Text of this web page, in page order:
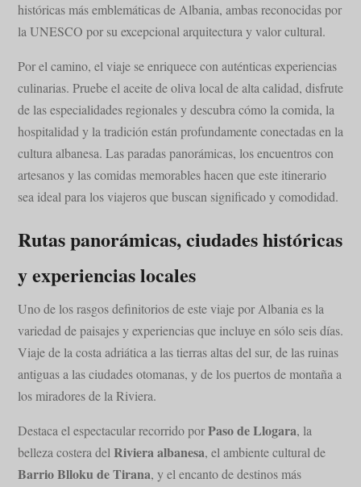
históricas más emblemáticas de Albania, ambas reconocidas por
la UNESCO por su excepcional arquitectura y valor cultural.
Por el camino, el viaje se enriquece con auténticas experiencias
culinarias. Pruebe el aceite de oliva local de alta calidad, disfrute
de las especialidades regionales y descubra cómo la comida, la
hospitalidad y la tradición están profundamente conectadas en la
cultura albanesa. Las paradas panorámicas, los encuentros con
artesanos y las comidas memorables hacen que este itinerario
sea ideal para los viajeros que buscan significado y comodidad.
Rutas panorámicas, ciudades históricas
y experiencias locales
Uno de los rasgos definitorios de este viaje por Albania es la
variedad de paisajes y experiencias que incluye en sólo seis días.
Viaje de la costa adriática a las tierras altas del sur, de las ruinas
antiguas a las ciudades otomanas, y de los puertos de montaña a
los miradores de la Riviera.
Destaca el espectacular recorrido porPaso de Llogara, la
belleza costera del Riviera albanesa, el ambiente cultural de
Barrio Blloku de Tirana, y el encanto de destinos más